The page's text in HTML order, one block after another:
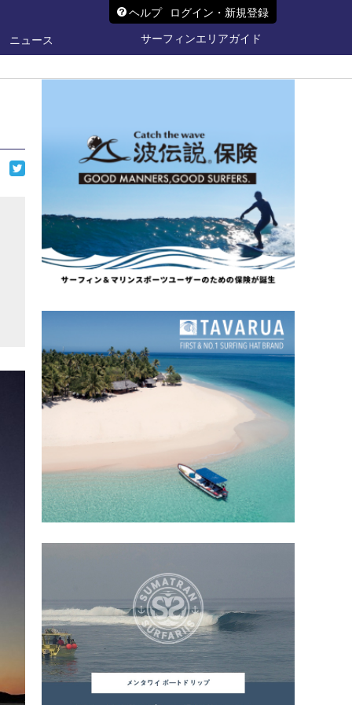
ヘルプ ログイン・新規登録
ニュース
サーフィンエリアガイド